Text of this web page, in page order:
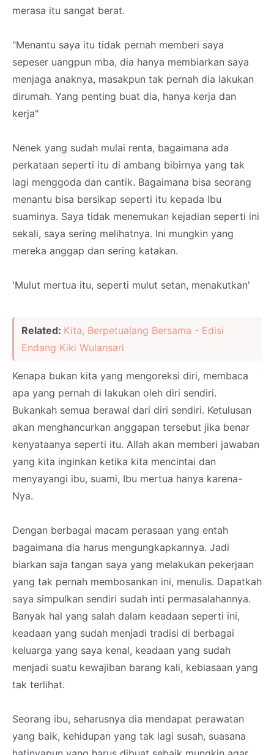
merasa itu sangat berat.
"Menantu saya itu tidak pernah memberi saya
sepeser uangpun mba, dia hanya membiarkan saya
menjaga anaknya, masakpun tak pernah dia lakukan
dirumah. Yang penting buat dia, hanya kerja dan
kerja"
Nenek yang sudah mulai renta, bagaimana ada
perkataan seperti itu di ambang bibirnya yang tak
lagi menggoda dan cantik. Bagaimana bisa seorang
menantu bisa bersikap seperti itu kepada Ibu
suaminya. Saya tidak menemukan kejadian seperti ini
sekali, saya sering melihatnya. Ini mungkin yang
mereka anggap dan sering katakan.
'Mulut mertua itu, seperti mulut setan, menakutkan'
Related: Kita, Berpetualang Bersama - Edisi
Endang Kiki Wulansari
Kenapa bukan kita yang mengoreksi diri, membaca
apa yang pernah di lakukan oleh diri sendiri.
Bukankah semua berawal dari diri sendiri. Ketulusan
akan menghancurkan anggapan tersebut jika benar
kenyataanya seperti itu. Allah akan memberi jawaban
yang kita inginkan ketika kita mencintai dan
menyayangi ibu, suami, Ibu mertua hanya karena-
Nya.
Dengan berbagai macam perasaan yang entah
bagaimana dia harus mengungkapkannya. Jadi
biarkan saja tangan saya yang melakukan pekerjaan
yang tak pernah membosankan ini, menulis. Dapatkah
saya simpulkan sendiri sudah inti permasalahannya.
Banyak hal yang salah dalam keadaan seperti ini,
keadaan yang sudah menjadi tradisi di berbagai
keluarga yang saya kenal, keadaan yang sudah
menjadi suatu kewajiban barang kali, kebiasaan yang
tak terlihat.
Seorang ibu, seharusnya dia mendapat perawatan
yang baik, kehidupan yang tak lagi susah, suasana